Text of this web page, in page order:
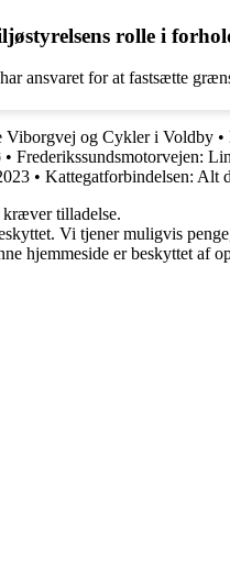
rolle i
ansvaret for at fastsætte
Viborgvej og Cykler i Voldby •
• Frederikssundsmotorvejen:
• Kattegatforbindelsen: Alt
tilladelse.
Vi tjener muligvis
hjemmeside er beskyttet af